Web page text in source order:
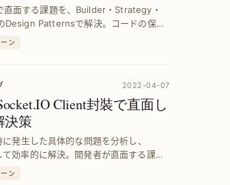
直面する課題を、Builder・Strategy・
Patternsで解決。コードの保守
体的実装例を紹介します。
ン
2022-04-07
Client封裝で直面し
決策
発生した具体的な問題を分析し、
効率的に解決。開発者が直面する課題
堅牢なコード設計を実現する方法を詳
ン